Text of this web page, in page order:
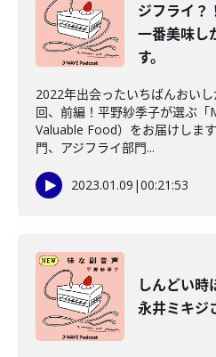
ジフライ？
一番美味し
す。
2022年出会ったいちばんおい
回、前編！平野紗季子が選ぶ
Valuable Food）をお届けしま
門、アジフライ部門...
2023.01.09 |00:21:53
しんどい時
永井ミキジ